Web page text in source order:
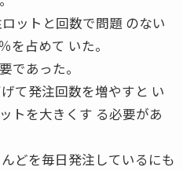
ットと回数で問題 のない
を占めて いた。
であった。
て発注回数を増やすと い
トを大きくす る必要があ
どを毎日発注しているにも